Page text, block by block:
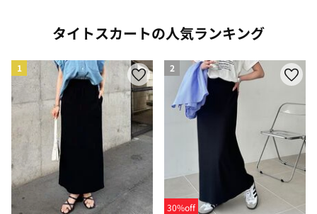
タイトスカートの人気ランキング
1 2
30%off